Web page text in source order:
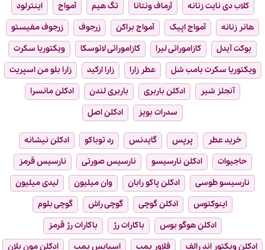
کلاب دی نایت زنانه
آرماف ونتانا تگ هیم آمواج
اینترلود
هانر زنانه
آمواج اپیک آمواج براکن زرجوف
زرجوف مفیستو
بوکت آیدل
کازاموراتی لیرا کازاموراتی لاتوسکا
ویکتوریا سکرت
ویکتوریا سکرت بامب شل
عطر زارا زارا ارکید
زارا بلو من اسپریت
آنجلز شیر
ادکلن باربری باربری لندن
ادکلن مانسرا
سدرات بویز
ادکلن اصل
خرید عطر پرپس گایدنس رد توباکو
ادکلن نیشانه
حاجیوات
ادکلن نارسیسو نارسیس صورتی
نارسیس قرمز
نارسیسو طوسی
ادکلن پاکو رابان وان میلیون
لیدی میلیون
اینوکتوس
ادکلن گوچی گوچی راش
گوچی بلوم
ادکلن هوگو بوس
باکارات رژ
باکارات رژ قرمز
ادکلن ویکتور اند رالف
فلاور بمب اسپایس بمب
ادکلن مون بلان